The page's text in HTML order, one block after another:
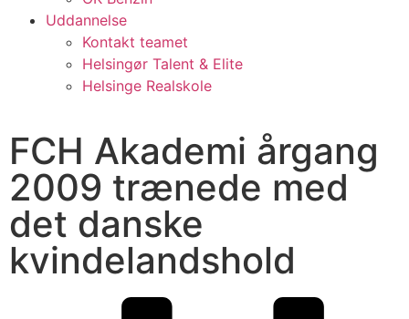
Uddannelse
Kontakt teamet
Helsingør Talent & Elite
Helsinge Realskole
FCH Akademi årgang
2009 trænede med
det danske
kvindelandshold